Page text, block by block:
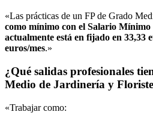
«Las prácticas de un FP de Grado
como mínimo con el Salario
actualmente está en fijado en 33,33
euros/mes.»
¿Qué salidas profesionales
Medio de Jardinería y
«Trabajar como: